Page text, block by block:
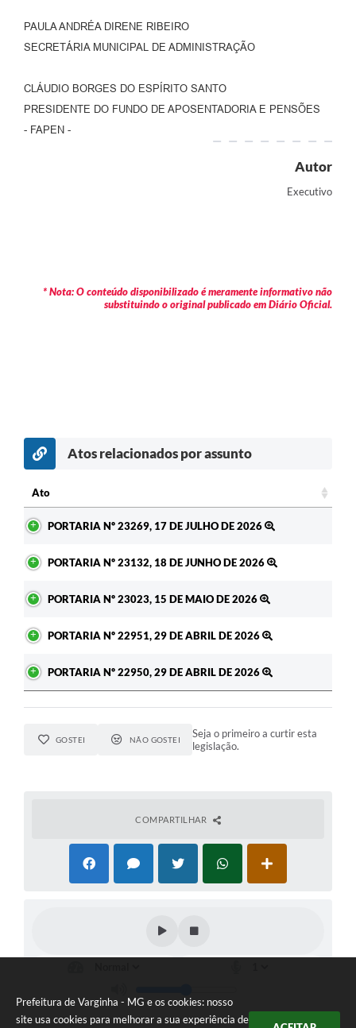
Prefeitura de Varginha - MG e os cookies: nosso
site usa cookies para melhorar a sua experiência de
PAULA ANDRÉA DIRENE RIBEIRO
SECRETÁRIA MUNICIPAL DE ADMINISTRAÇÃO
CLÁUDIO BORGES DO ESPÍRITO SANTO
PRESIDENTE DO FUNDO DE APOSENTADORIA E PENSÕES
- FAPEN -
Autor
Executivo
* Nota: O conteúdo disponibilizado é meramente informativo não
substituindo o original publicado em Diário Oficial.
Atos relacionados por assunto
Ato
PORTARIA Nº 23269, 17 DE JULHO DE 2026
PORTARIA Nº 23132, 18 DE JUNHO DE 2026
PORTARIA Nº 23023, 15 DE MAIO DE 2026
PORTARIA Nº 22951, 29 DE ABRIL DE 2026
PORTARIA Nº 22950, 29 DE ABRIL DE 2026
GOSTEI NÃO GOSTEI
Seja o primeiro a curtir esta
legislação.
COMPARTILHAR